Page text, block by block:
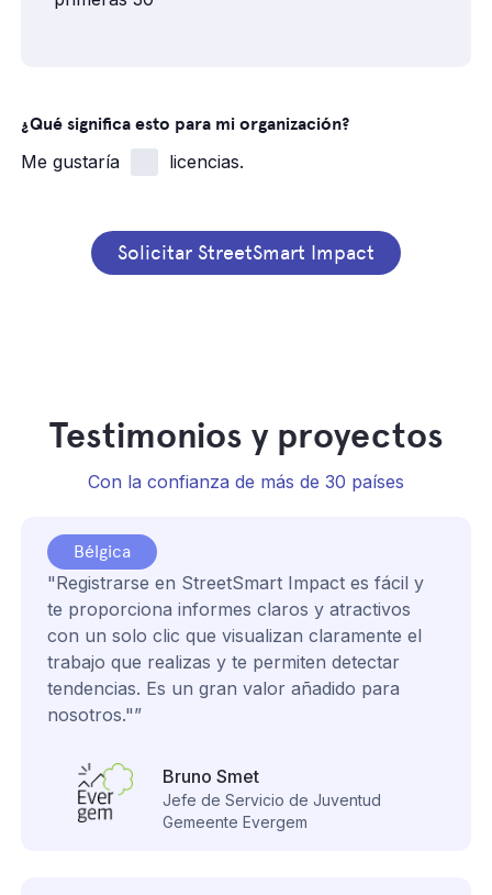
¿Qué significa esto para mi organización?
Me gustaría
licencias.
Solicitar StreetSmart Impact
Testimonios y proyectos
Con la confianza de más de 30 países
Bélgica
"Registrarse en StreetSmart Impact es fácil y
te proporciona informes claros y atractivos
con un solo clic que visualizan claramente el
trabajo que realizas y te permiten detectar
tendencias. Es un gran valor añadido para
nosotros."”
Bruno Smet
Jefe de Servicio de Juventud
Gemeente Evergem